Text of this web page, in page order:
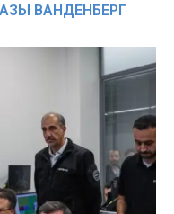
ВАНДЕНБЕРГ